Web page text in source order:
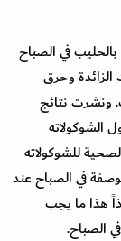
بالحليب في الصباح
وحرق
ونشرت نتائج
الشوكولاته
للشوكولاته
في الصباح عند
هذا ما يجب
الصباح.